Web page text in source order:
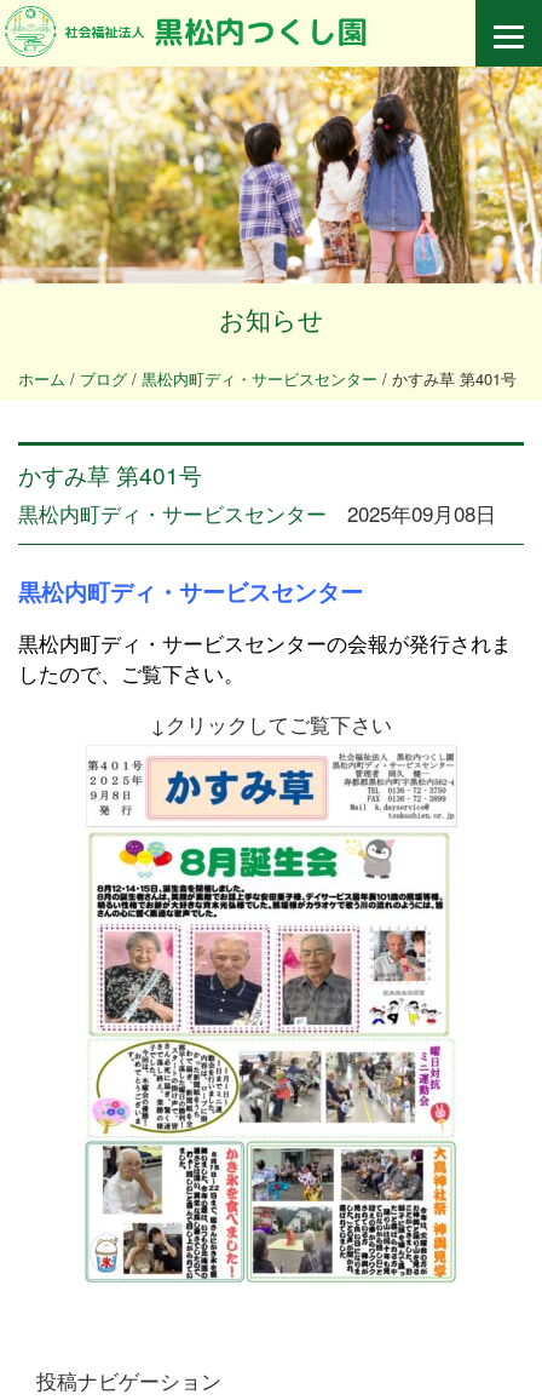
お知らせ
ホーム / ブログ / 黒松内町ディ・サービスセンター / かすみ草 第401号
かすみ草 第401号
黒松内町ディ・サービスセンター 2025年09月08日
黒松内町ディ・サービスセンター
黒松内町ディ・サービスセンターの会報が発行されま
したので、ご覧下さい。
↓クリックしてご覧下さい
投稿ナビゲーション